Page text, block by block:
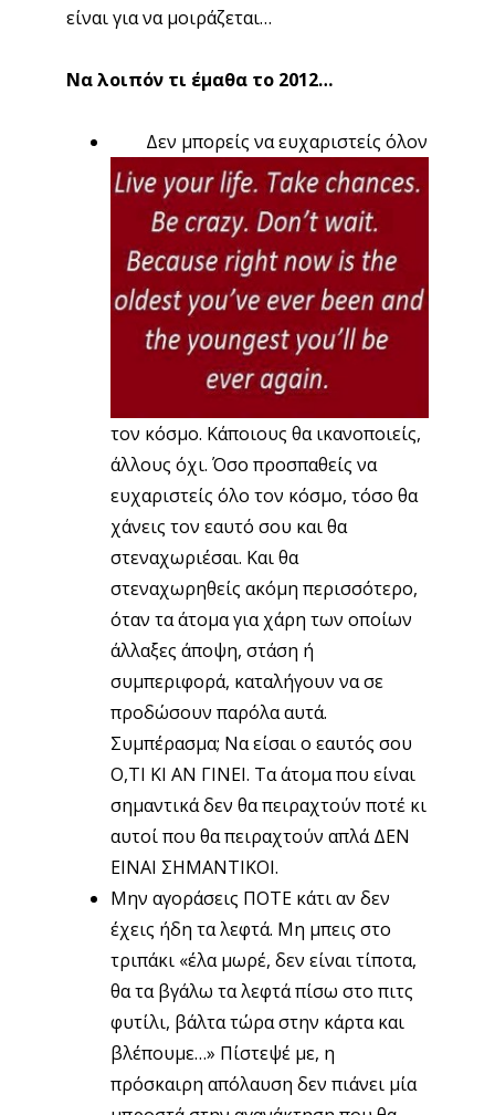
είναι για να μοιράζεται…
Να λοιπόν τι έμαθα το 2012…
Δεν μπορείς να ευχαριστείς όλον
τον κόσμο. Κάποιους θα ικανοποιείς,
άλλους όχι. Όσο προσπαθείς να
ευχαριστείς όλο τον κόσμο, τόσο θα
χάνεις τον εαυτό σου και θα
στεναχωριέσαι. Και θα
στεναχωρηθείς ακόμη περισσότερο,
όταν τα άτομα για χάρη των οποίων
άλλαξες άποψη, στάση ή
συμπεριφορά, καταλήγουν να σε
προδώσουν παρόλα αυτά.
Συμπέρασμα; Να είσαι ο εαυτός σου
Ο,ΤΙ ΚΙ ΑΝ ΓΙΝΕΙ. Τα άτομα που είναι
σημαντικά δεν θα πειραχτούν ποτέ κι
αυτοί που θα πειραχτούν απλά ΔΕΝ
ΕΙΝΑΙ ΣΗΜΑΝΤΙΚΟΙ.
Μην αγοράσεις ΠΟΤΕ κάτι αν δεν
έχεις ήδη τα λεφτά. Μη μπεις στο
τριπάκι «έλα μωρέ, δεν είναι τίποτα,
θα τα βγάλω τα λεφτά πίσω στο πιτς
φυτίλι, βάλτα τώρα στην κάρτα και
βλέπουμε…» Πίστεψέ με, η
πρόσκαιρη απόλαυση δεν πιάνει μία